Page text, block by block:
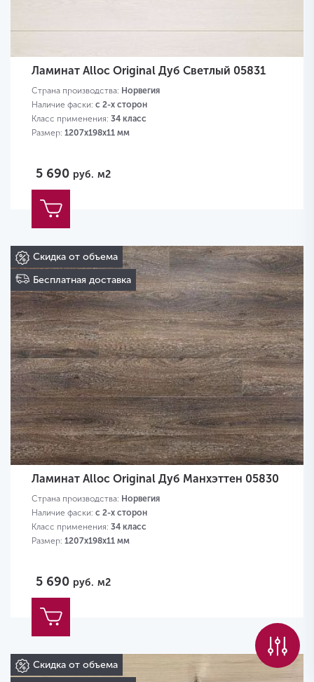
Ламинат Alloc Original Дуб Светлый 05831
Страна производства: Норвегия
Наличие фаски: с 2-х сторон
Класс применения: 34 класс
Размер: 1207х198х11 мм
5 690 руб. м2
Скидка от объема
Бесплатная доставка
Ламинат Alloc Original Дуб Манхэттен 05830
Страна производства: Норвегия
Наличие фаски: с 2-х сторон
Класс применения: 34 класс
Размер: 1207х198х11 мм
5 690 руб. м2
Скидка от объема